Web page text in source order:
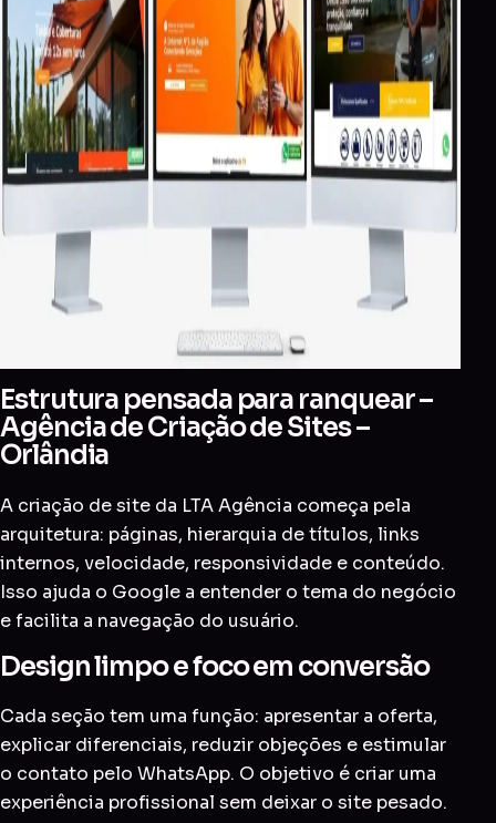
Estrutura pensada para ranquear –
Agência de Criação de Sites –
Orlândia
A criação de site da LTA Agência começa pela
arquitetura: páginas, hierarquia de títulos, links
internos, velocidade, responsividade e conteúdo.
Isso ajuda o Google a entender o tema do negócio
e facilita a navegação do usuário.
Design limpo e foco em conversão
Cada seção tem uma função: apresentar a oferta,
explicar diferenciais, reduzir objeções e estimular
o contato pelo WhatsApp. O objetivo é criar uma
experiência profissional sem deixar o site pesado.